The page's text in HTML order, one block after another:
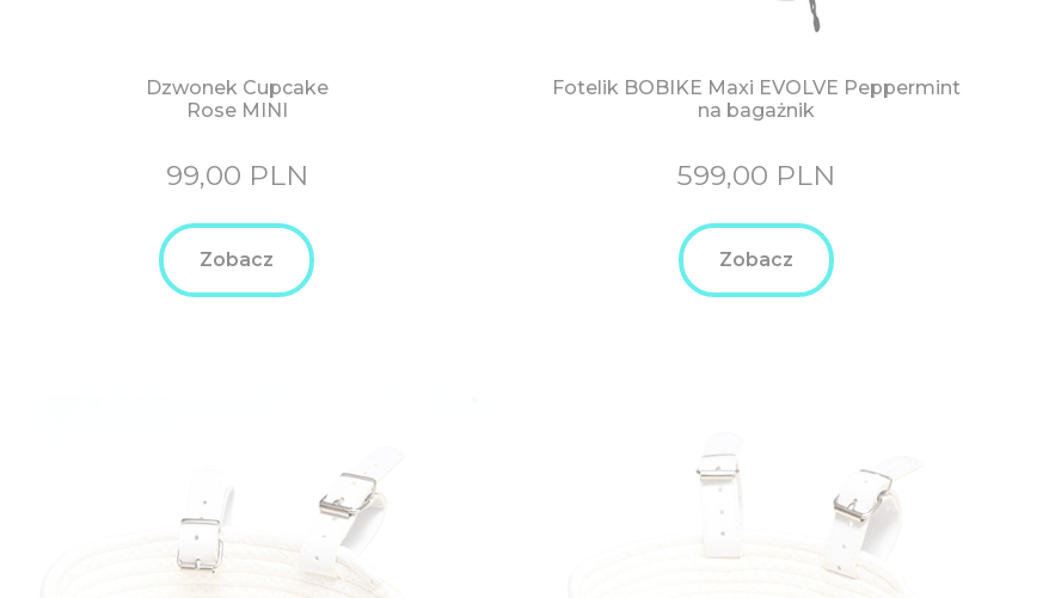
Dzwonek Cupcake
Rose MINI
99,00 PLN
Zobacz
Fotelik BOBIKE Maxi EVOLVE Peppermint
na bagażnik
599,00 PLN
Zobacz